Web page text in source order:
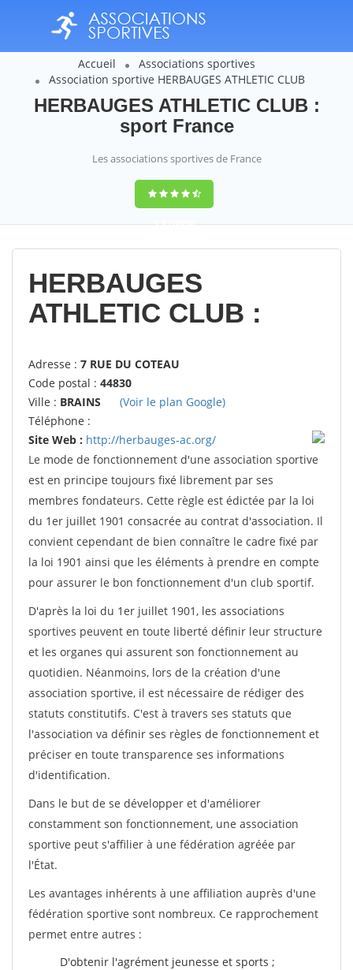
Accueil
Associations sportives
Association sportive HERBAUGES ATHLETIC CLUB
HERBAUGES ATHLETIC CLUB :
sport France
Les associations sportives de France
9,4(100%)
14358votes
HERBAUGES
ATHLETIC CLUB :
Adresse : 7 RUE DU COTEAU
Code postal : 44830
Ville : BRAINS
(Voir le plan Google)
Téléphone :
Site Web : http://herbauges-ac.org/
Le mode de fonctionnement d'une association sportive
est en principe toujours fixé librement par ses
membres fondateurs. Cette règle est édictée par la loi
du 1er juillet 1901 consacrée au contrat d'association. Il
convient cependant de bien connaître le cadre fixé par
la loi 1901 ainsi que les éléments à prendre en compte
pour assurer le bon fonctionnement d'un club sportif.
D'après la loi du 1er juillet 1901, les associations
sportives peuvent en toute liberté définir leur structure
et les organes qui assurent son fonctionnement au
quotidien. Néanmoins, lors de la création d'une
association sportive, il est nécessaire de rédiger des
statuts constitutifs. C'est à travers ses statuts que
l'association va définir ses règles de fonctionnement et
préciser en toute transparence ses informations
d'identification.
Dans le but de se développer et d'améliorer
constamment son fonctionnement, une association
sportive peut s'affilier à une fédération agréée par
l'État.
Les avantages inhérents à une affiliation auprès d'une
fédération sportive sont nombreux. Ce rapprochement
permet entre autres :
D'obtenir l'agrément jeunesse et sports ;